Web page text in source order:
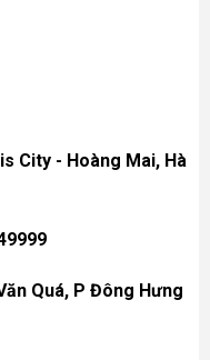
City - Hoàng Mai, Hà
Quá, P Đông Hưng